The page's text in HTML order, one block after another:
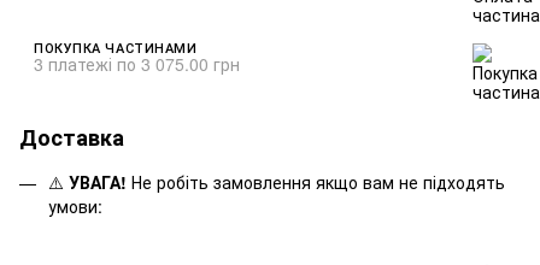
ПОКУПКА ЧАСТИНАМИ
3 платежі по 3 075.00 грн
Доставка
⚠️ УВАГА! Не робіть замовлення якщо вам не підходять
умови: